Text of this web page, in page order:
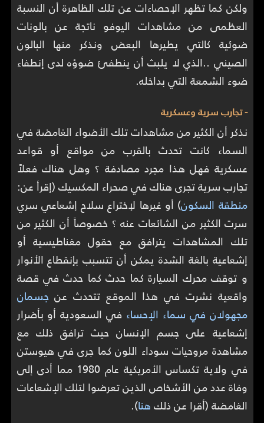
ولكن كما تظهر الإحصاءات عن تلك الظاهرة أن النسبة
العظمى من مشاهدات اليوفو ناتجة عن بالونات
ضوئية كالتي يطيرها البعض ونذكر منها البالون
الصيني ..الذي لا يلبث أن ينطفئ ضوؤه لدى إنطفاء
ضوء الشمعة التي بداخله.
- تجارب سرية وعسكرية
نذكر أن الكثير من مشاهدات تلك الأضواء الغامضة في
السماء كانت تحدث بالقرب من مواقع أو قواعد
عسكرية فهل هذا مجرد مصادفة ؟ وهل هناك فعلاً
تجارب سرية تجرى هناك في صحراء المكسيك (إقرأ عن:
منطقة السكون) أو غيرها لإختراع سلاح إشعاعي سري
سرت الكثير من الشائعات عنه ؟ خصوصاً أن الكثير من
تلك المشاهدات يترافق مع حقول مغناطيسية أو
إشعاعية بالغة الشدة يمكن أن تتسبب بإنقطاع الأنوار
و توقف محرك السيارة كما حدث كما حدث في قصة
واقعية نشرت في هذا الموقع تتحدث عنجسمان
مجهولان في سماء الإحساء في السعودية أو بأضرار
إشعاعية على جسم الإنسان حيث ترافق ذلك مع
مشاهدة مروحيات سوداء اللون كما جرى في هيوستن
في ولاية تكساس الأمريكية عام 1980 مما أدى إلى
وفاة عدد من الأشخاص الذين تعرضوا لتلك الإشعاعات
الغامضة (أقرا عن ذلكهنا).